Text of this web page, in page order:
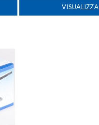
VISUALIZZA